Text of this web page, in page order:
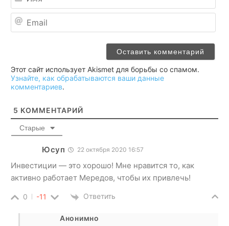
Этот сайт использует Akismet для борьбы со спамом.
Узнайте, как обрабатываются ваши данные
комментариев.
5 КОММЕНТАРИЙ
Старые
Юсуп 22 октября 2020 16:57
Инвестиции — это хорошо! Мне нравится то, как
активно работает Мередов, чтобы их привлечь!
0 -11 Ответить
Анонимно